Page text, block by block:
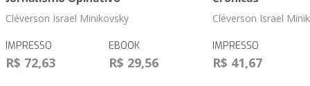
Cléverson Israel Minikovsky
IMPRESSO
R$ 72,63
EBOOK
R$ 29,56
Cléverson Israel
IMPRESSO
R$ 41,67